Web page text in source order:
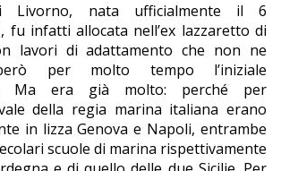
di Livorno, nata ufficialmente il 6
fu infatti allocata nell’ex lazzaretto di
lavori di adattamento che non ne
per molto tempo l’iniziale
Ma era già molto: perché per
della regia marina italiana erano
in lizza Genova e Napoli, entrambe
scuole di marina rispettivamente